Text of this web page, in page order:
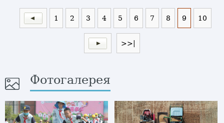
1 2 3 4 5 6 7 8 9 10
>>|
Фотогалерея